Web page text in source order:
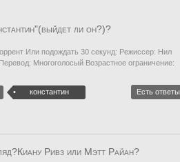
ли он?)?
Или подождать 30 секунд: Режиссер: Нил
Многоголосый Возрастное ограничение:
константин Есть ответы
Ривз или Мэтт Райан?